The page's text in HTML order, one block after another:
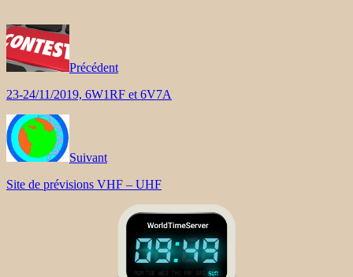
Précédent
23-24/11/2019, 6W1RF et 6V7A
Suivant
Site de prévisions VHF – UHF